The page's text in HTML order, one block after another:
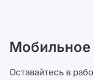
Мобильное
Оставайтесь в